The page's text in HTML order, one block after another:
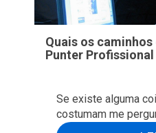
Quais os
Punter Profissional
Se existe alguma
costumam me